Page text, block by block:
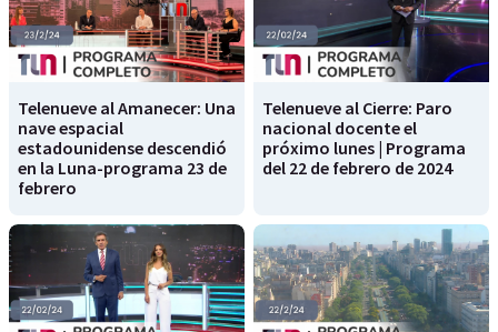
Telenueve al Amanecer: Una
nave espacial
estadounidense descendió
en la Luna-programa 23 de
febrero
Telenueve al Cierre: Paro
nacional docente el
próximo lunes | Programa
del 22 de febrero de 2024